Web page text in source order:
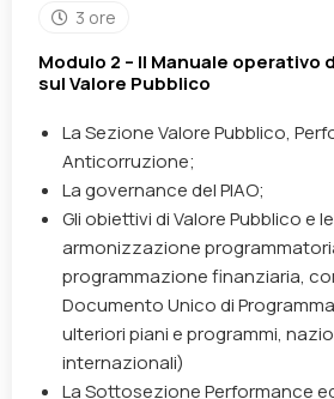
3 ore
Modulo 2 – Il Manuale operativo
sul Valore Pubblico
La Sezione Valore Pubblico,
Anticorruzione;
La governance del PIAO;
Gli obiettivi di Valore Pubblico e
armonizzazione
programmazione finanziaria,
Documento Unico di
ulteriori piani e programmi,
internazionali)
La Sottosezione Performance